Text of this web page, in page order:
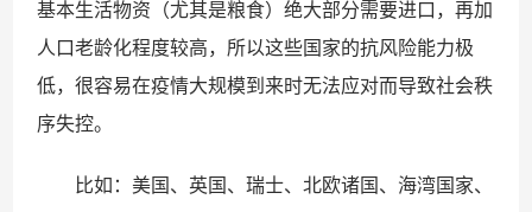
基本生活物资（尤其是粮食）绝大部分需要进口，再加
人口老龄化程度较高，所以这些国家的抗风险能力极
低，很容易在疫情大规模到来时无法应对而导致社会秩
序失控。
比如：美国、英国、瑞士、北欧诸国、海湾国家、